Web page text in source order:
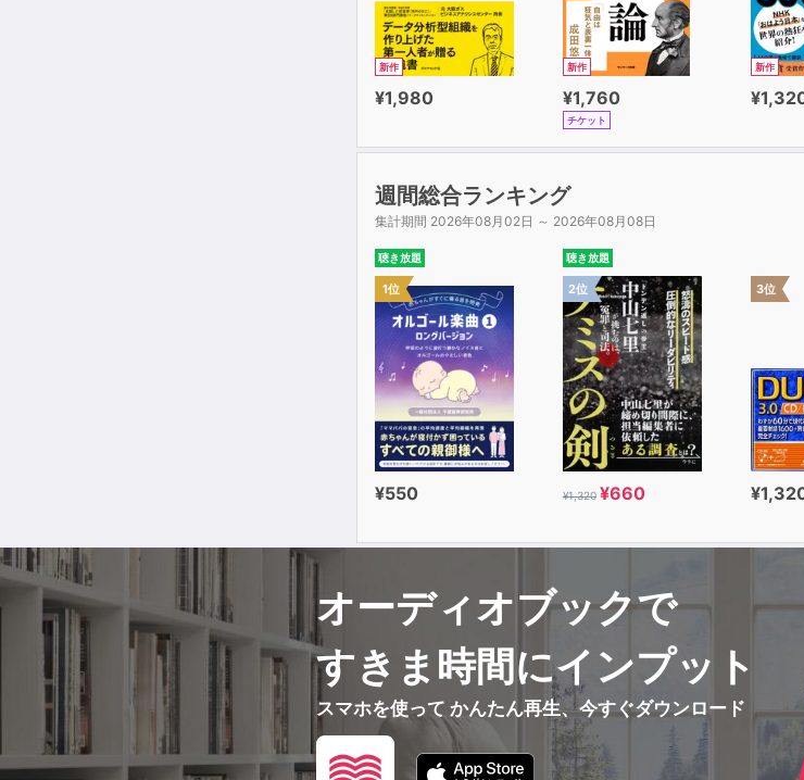
新作
¥1,980
新作
¥1,760
チケット
新作
週間総合ランキング
集計期間 2026年08月02日 ～ 2026年08月08日
聴き放題
1位
¥550
聴き放題
2位
¥1,320 ¥660
3位
オーディオブックで
すきま時間にインプット
スマホを使って かんたん再生、今すぐダウンロード